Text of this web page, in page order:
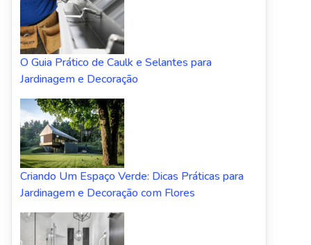
O Guia Prático de Caulk e Selantes para
Jardinagem e Decoração
Criando Um Espaço Verde: Dicas Práticas para
Jardinagem e Decoração com Flores